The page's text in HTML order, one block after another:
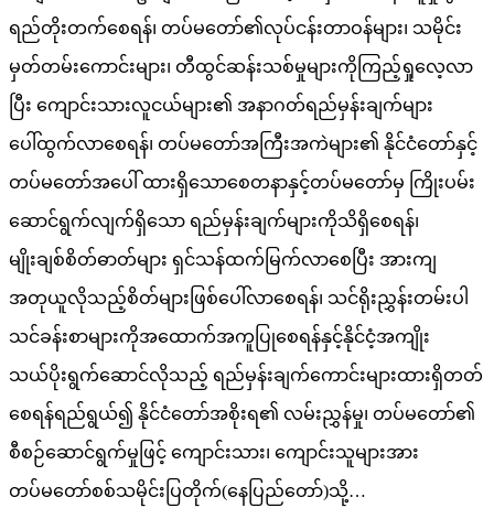
ရည်တိုးတက်စေရန်၊ တပ်မတော်၏လုပ်ငန်းတာဝန်များ၊ သမိုင်း
မှတ်တမ်းကောင်းများ၊ တီထွင်ဆန်းသစ်မှုများကိုကြည့်ရှုလေ့လာ
ပြီး ကျောင်းသားလူငယ်များ၏ အနာဂတ်ရည်မှန်းချက်များ
ပေါ်ထွက်လာစေရန်၊ တပ်မတော်အကြီးအကဲများ၏ နိုင်ငံတော်နှင့်
တပ်မတော်အပေါ် ထားရှိသောစေတနာနှင့်တပ်မတော်မှ ကြိုးပမ်း
ဆောင်ရွက်လျက်ရှိသော ရည်မှန်းချက်များကိုသိရှိစေရန်၊
မျိုးချစ်စိတ်ဓာတ်များ ရှင်သန်ထက်မြက်လာစေပြီး အားကျ
အတုယူလိုသည့်စိတ်များဖြစ်ပေါ်လာစေရန်၊ သင်ရိုးညွှန်းတမ်းပါ
သင်ခန်းစာများကိုအထောက်အကူပြုစေရန်နှင့်နိုင်ငံ့အကျိုး
သယ်ပိုးရွက်ဆောင်လိုသည့် ရည်မှန်းချက်ကောင်းများထားရှိတတ်
စေရန်ရည်ရွယ်၍ နိုင်ငံတော်အစိုးရ၏ လမ်းညွှန်မှု၊ တပ်မတော်၏
စီစဉ်ဆောင်ရွက်မှုဖြင့် ကျောင်းသား၊ ကျောင်းသူများအား
တပ်မတော်စစ်သမိုင်းပြတိုက်(နေပြည်တော်)သို့…